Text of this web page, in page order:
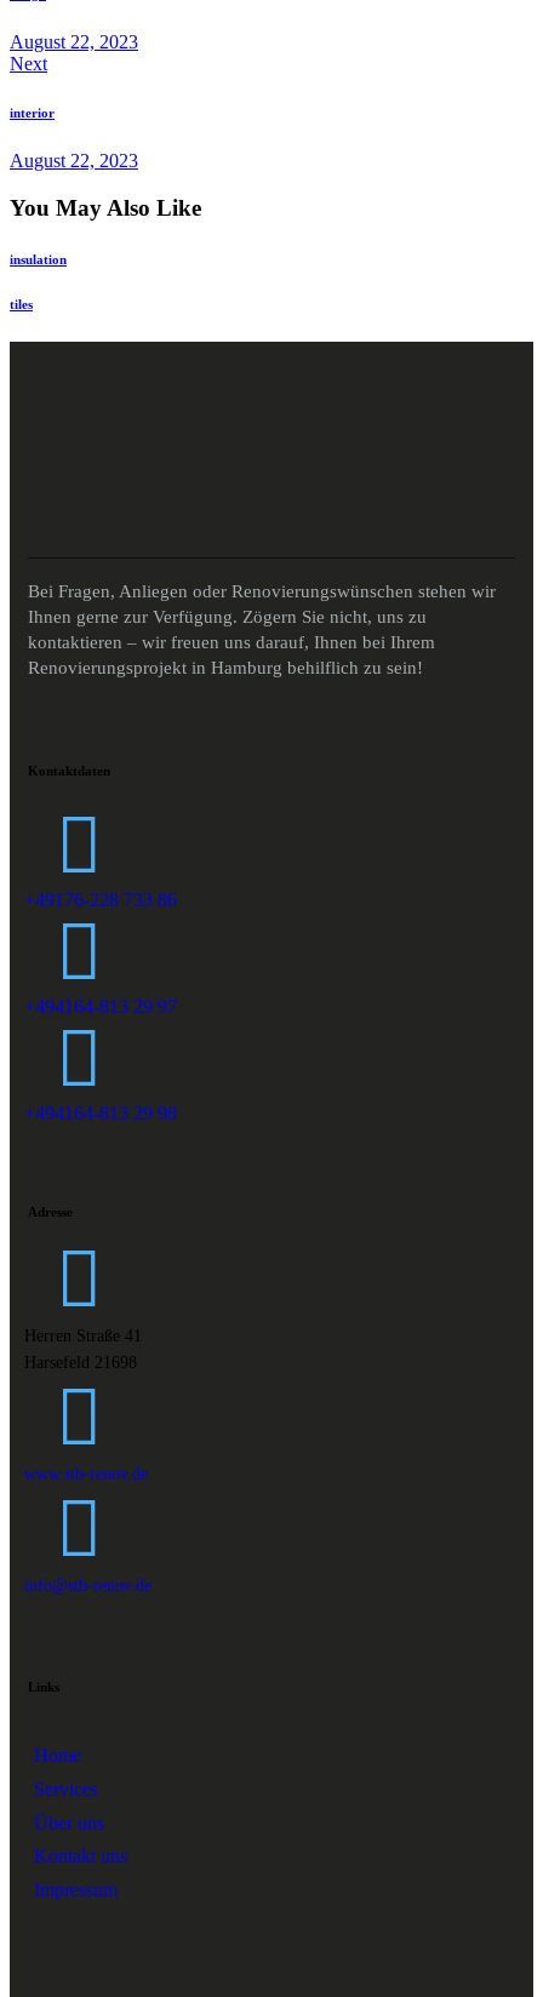
August 22, 2023
Next
interior
August 22, 2023
You May Also Like
insulation
tiles
Bei Fragen, Anliegen oder Renovierungswünschen stehen wir
Ihnen gerne zur Verfügung. Zögern Sie nicht, uns zu
kontaktieren – wir freuen uns darauf, Ihnen bei Ihrem
Renovierungsprojekt in Hamburg behilflich zu sein!
Kontaktdaten
+49176-228 733 86
+494164-813 29 97
+494164-813 29 98
Adresse
Herren Straße 41
Harsefeld 21698
www.stb-renov.de
info@stb-renov.de
Links
Home
Services
Über uns
Kontakt uns
Impressum